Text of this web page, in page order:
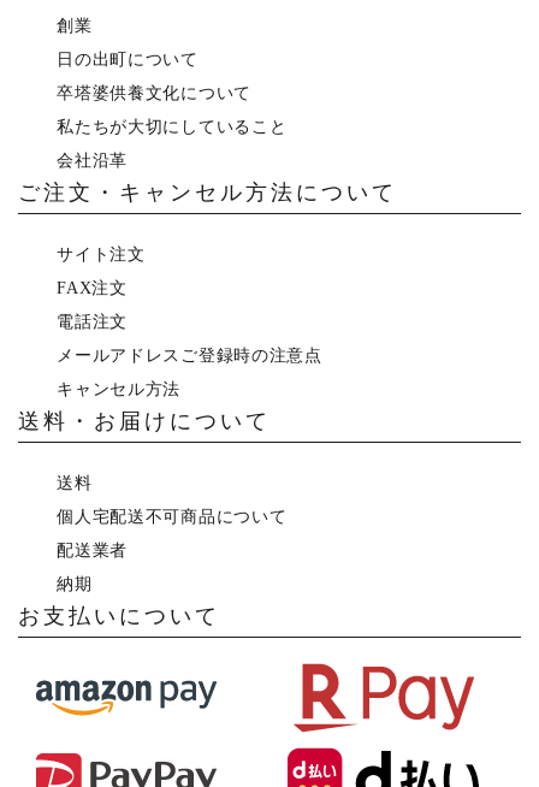
創業
日の出町について
卒塔婆供養文化について
私たちが大切にしていること
会社沿革
ご注文・キャンセル方法について
サイト注文
FAX注文
電話注文
メールアドレスご登録時の注意点
キャンセル方法
送料・お届けについて
送料
個人宅配送不可商品について
配送業者
納期
お支払いについて